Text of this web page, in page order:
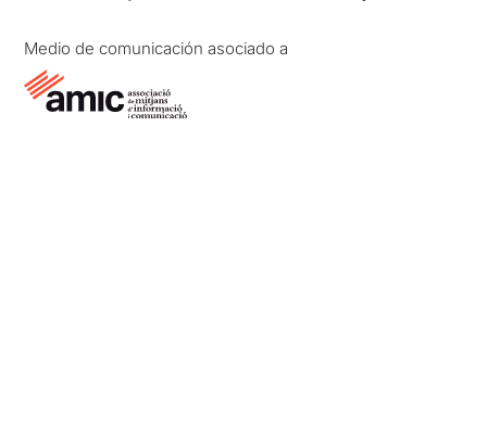
Medio de comunicación asociado a